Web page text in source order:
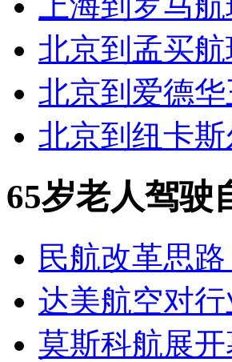
北京到孟买航
北京到爱德
北京到纽卡
65岁老人驾驶
民航改革思
达美航空对
莫斯科航展